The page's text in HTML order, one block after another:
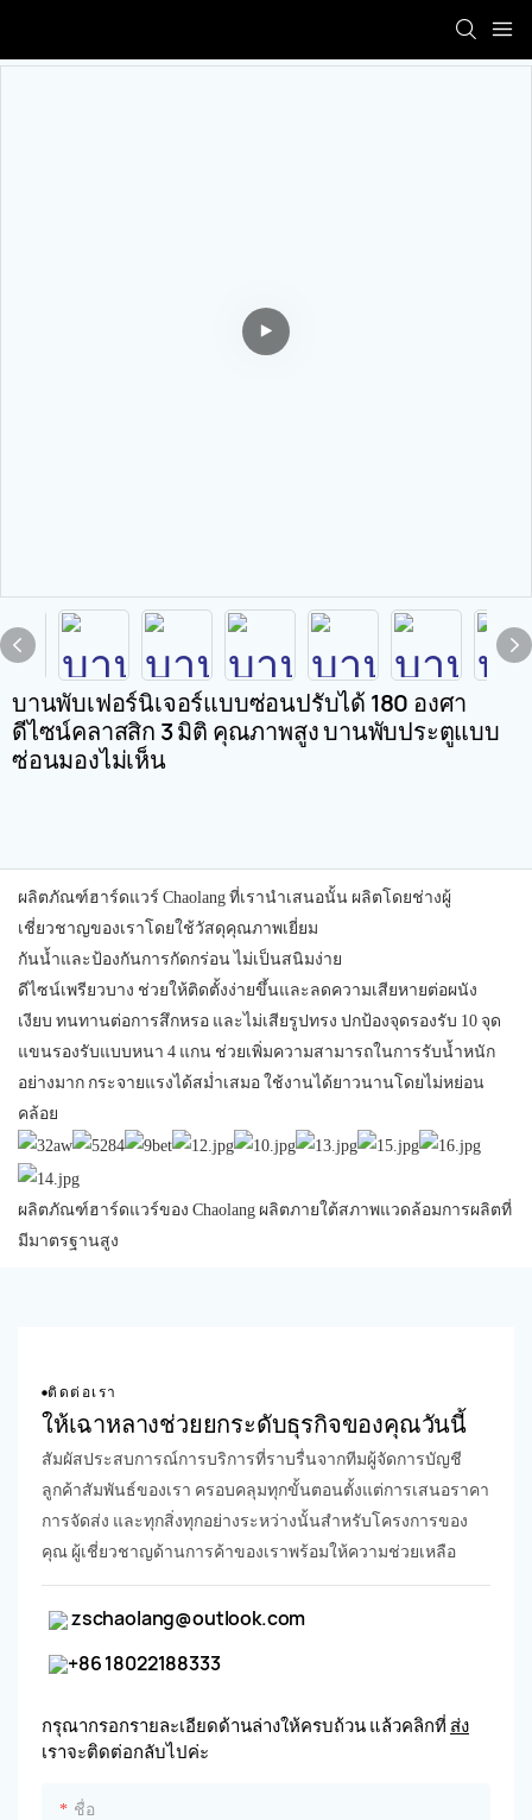
บานพับเฟอร์นิเจอร์แบบซ่อนปรับได้ 180 องศา
ดีไซน์คลาสสิก 3 มิติ คุณภาพสูง บานพับประตูแบบ
ซ่อนมองไม่เห็น
ผลิตภัณฑ์ฮาร์ดแวร์ Chaolang ที่เรานำเสนอนั้น ผลิตโดยช่างผู้
เชี่ยวชาญของเราโดยใช้วัสดุคุณภาพเยี่ยม
กันน้ำและป้องกันการกัดกร่อน ไม่เป็นสนิมง่าย
ดีไซน์เพรียวบาง ช่วยให้ติดตั้งง่ายขึ้นและลดความเสียหายต่อผนัง
เงียบ ทนทานต่อการสึกหรอ และไม่เสียรูปทรง ปกป้องจุดรองรับ 10 จุด
แขนรองรับแบบหนา 4 แกน ช่วยเพิ่มความสามารถในการรับน้ำหนัก
อย่างมาก กระจายแรงได้สม่ำเสมอ ใช้งานได้ยาวนานโดยไม่หย่อน
คล้อย
ผลิตภัณฑ์ฮาร์ดแวร์ของ Chaolang ผลิตภายใต้สภาพแวดล้อมการผลิตที่
มีมาตรฐานสูง
ติดต่อเรา
ให้เฉาหลางช่วยยกระดับธุรกิจของคุณวันนี้
สัมผัสประสบการณ์การบริการที่ราบรื่นจากทีมผู้จัดการบัญชี
ลูกค้าสัมพันธ์ของเรา ครอบคลุมทุกขั้นตอนตั้งแต่การเสนอราคา
การจัดส่ง และทุกสิ่งทุกอย่างระหว่างนั้นสำหรับโครงการของ
คุณ ผู้เชี่ยวชาญด้านการค้าของเราพร้อมให้ความช่วยเหลือ
zschaolang@outlook.com
+86 18022188333
กรุณากรอกรายละเอียดด้านล่างให้ครบถ้วน แล้วคลิกที่ ส่ง
เราจะติดต่อกลับไปค่ะ
ชื่อ